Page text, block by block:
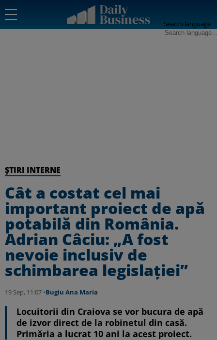
Search language
ȘTIRI INTERNE
Cât a costat cel mai
important proiect de apă
potabilă din România.
Adrian Câciu: „A fost
nevoie inclusiv de
schimbarea legislației”
19 Sep, 11:07 •Bugiu ⁠Ana Maria
Locuitorii din Craiova se vor bucura de apă
de izvor direct de la robinetul din casă.
Primăria a lucrat 10 ani la acest proiect.